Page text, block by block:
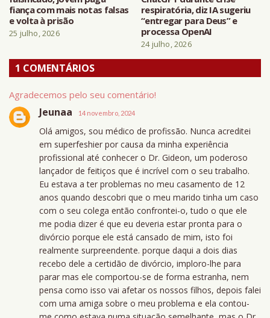
fiança com mais notas falsas
e volta à prisão
25 julho, 2026
respiratória, diz IA sugeriu
“entregar para Deus” e
processa OpenAI
24 julho, 2026
1 COMENTÁRIOS
Agradecemos pelo seu comentário!
Jeunaa 14 novembro, 2024
Olá amigos, sou médico de profissão. Nunca acreditei
em superfeshier por causa da minha experiência
profissional até conhecer o Dr. Gideon, um poderoso
lançador de feitiços que é incrível com o seu trabalho.
Eu estava a ter problemas no meu casamento de 12
anos quando descobri que o meu marido tinha um caso
com o seu colega então confrontei-o, tudo o que ele
me podia dizer é que eu deveria estar pronta para o
divórcio porque ele está cansado de mim, isto foi
realmente surpreendente. porque daqui a dois dias
recebo dele a certidão de divórcio, imploro-lhe para
parar mas ele comportou-se de forma estranha, nem
pensa como isso vai afetar os nossos filhos, depois falei
com uma amiga sobre o meu problema e ela contou-